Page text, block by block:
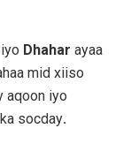
iyo Dhahar ayaa
mid xiiso
aqoon iyo
socday.